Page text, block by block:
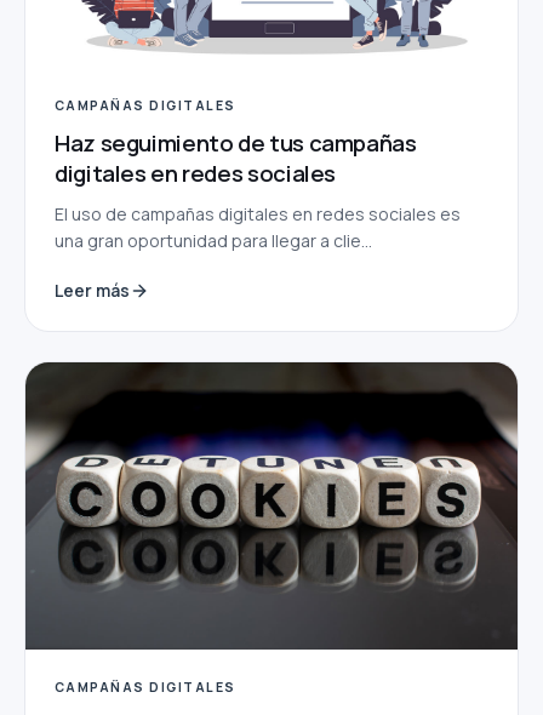
CAMPAÑAS DIGITALES
Haz seguimiento de tus campañas
digitales en redes sociales
El uso de campañas digitales en redes sociales es
una gran oportunidad para llegar a clie...
Leer más
CAMPAÑAS DIGITALES